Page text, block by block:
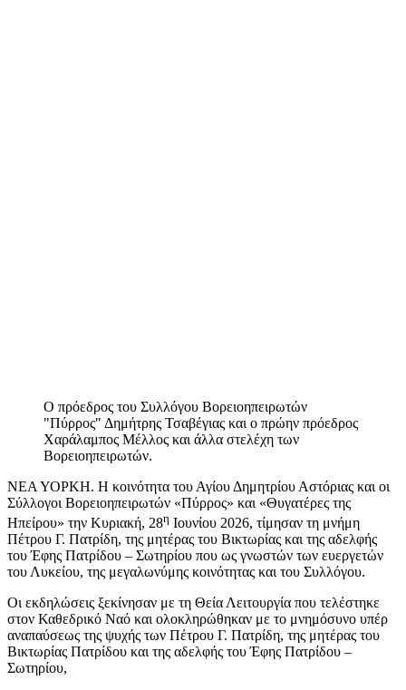
Ο πρόεδρος του Συλλόγου Βορειοηπειρωτών
"Πύρρος" Δημήτρης Τσαβέγιας και ο πρώην πρόεδρος
Χαράλαμπος Μέλλος και άλλα στελέχη των
Βορειοηπειρωτών.
ΝΕΑ ΥΟΡΚΗ. Η κοινότητα του Αγίου Δημητρίου Αστόριας και οι
Σύλλογοι Βορειοηπειρωτών «Πύρρος» και «Θυγατέρες της
Ηπείρου» την Κυριακή, 28η Ιουνίου 2026, τίμησαν τη μνήμη
Πέτρου Γ. Πατρίδη, της μητέρας του Βικτωρίας και της αδελφής
του Έφης Πατρίδου – Σωτηρίου που ως γνωστών των ευεργετών
του Λυκείου, της μεγαλωνύμης κοινότητας και του Συλλόγου.
Οι εκδηλώσεις ξεκίνησαν με τη Θεία Λειτουργία που τελέστηκε
στον Καθεδρικό Ναό και ολοκληρώθηκαν με το μνημόσυνο υπέρ
αναπαύσεως της ψυχής των Πέτρου Γ. Πατρίδη, της μητέρας του
Βικτωρίας Πατρίδου και της αδελφής του Έφης Πατρίδου –
Σωτηρίου,